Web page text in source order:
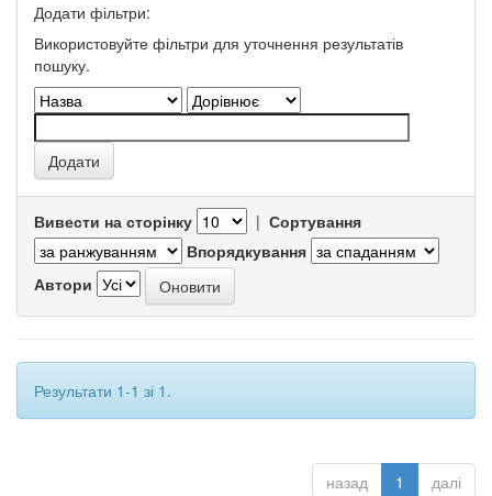
Додати фільтри:
Використовуйте фільтри для уточнення результатів
пошуку.
Вивести на сторінку | Сортування
Впорядкування
Автори
Результати 1-1 зі 1.
назад 1 далі